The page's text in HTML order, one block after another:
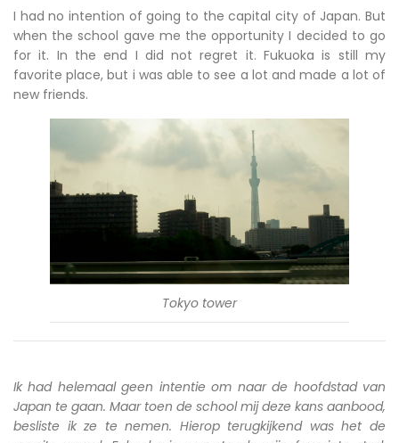
I had no intention of going to the capital city of Japan. But
when the school gave me the opportunity I decided to go
for it. In the end I did not regret it. Fukuoka is still my
favorite place, but i was able to see a lot and made a lot of
new friends.
Tokyo tower
Ik had helemaal geen intentie om naar de hoofdstad van
Japan te gaan. Maar toen de school mij deze kans aanbood,
besliste ik ze te nemen. Hierop terugkijkend was het de